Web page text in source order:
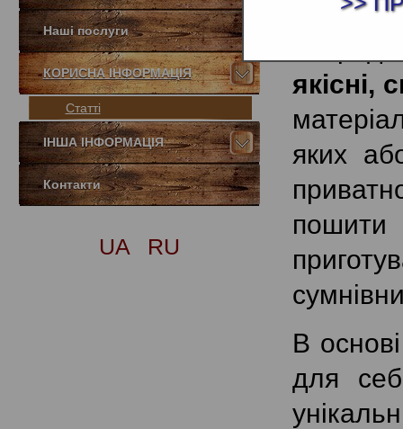
Наші послуги
КОРИСНА ІНФОРМАЦІЯ
Статті
ІНША ІНФОРМАЦІЯ
Контакти
UA RU
якісні,
яких
пошити
В
для